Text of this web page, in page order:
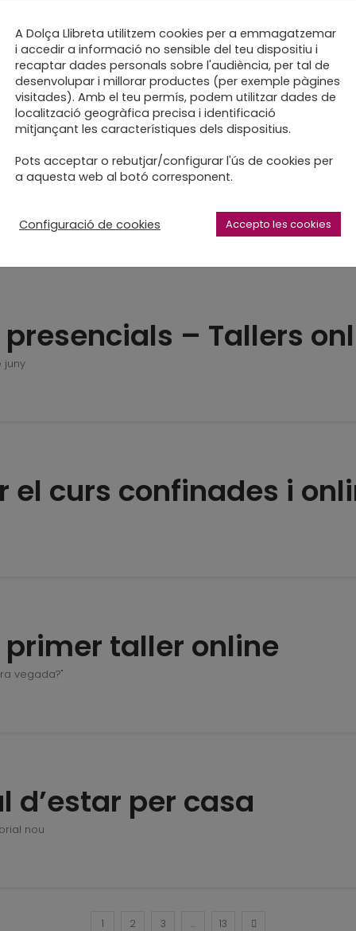
(Des)closa*”
online
paper+paraules
– Tallers
juny
el curs confinades i
primer taller online
vegada?"
d’estar per casa
nou
1 2 3 … 13
A Dolça Llibreta utilitzem cookies per a emmagatzemar
i accedir a informació no sensible del teu dispositiu i
recaptar dades personals sobre l'audiència, per tal de
desenvolupar i millorar productes (per exemple pàgines
visitades). Amb el teu permís, podem utilitzar dades de
localització geogràfica precisa i identificació
mitjançant les característiques dels dispositius.
Pots acceptar o rebutjar/configurar l'ús de cookies per
a aquesta web al botó corresponent.
Configuració de cookies Accepto les cookies